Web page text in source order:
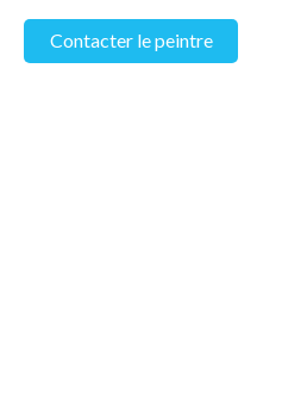
Contacter le peintre